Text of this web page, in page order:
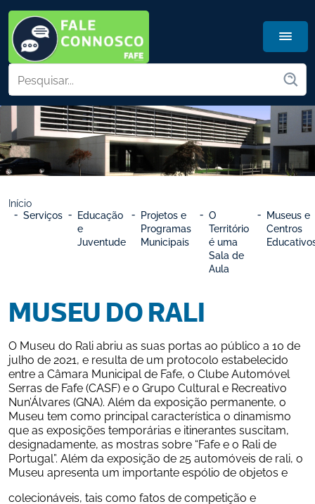
Início
Serviços
Educação
e
Juventude
Projetos e
Programas
Municipais
O
Território
é uma
Sala de
Aula
Museus e
Centros
MUSEU DO RALI
O Museu do Rali abriu as suas portas ao público a 10 de
julho de 2021, e resulta de um protocolo estabelecido
entre a Câmara Municipal de Fafe, o Clube Automóvel
Serras de Fafe (CASF) e o Grupo Cultural e Recreativo
Nun’Álvares (GNA). Além da exposição permanente, o
Museu tem como principal característica o dinamismo
que as exposições temporárias e itinerantes suscitam,
designadamente, as mostras sobre “Fafe e o Rali de
Portugal”. Além da exposição de 25 automóveis de rali, o
Museu apresenta um importante espólio de objetos e
colecionáveis, tais como fatos de competição e